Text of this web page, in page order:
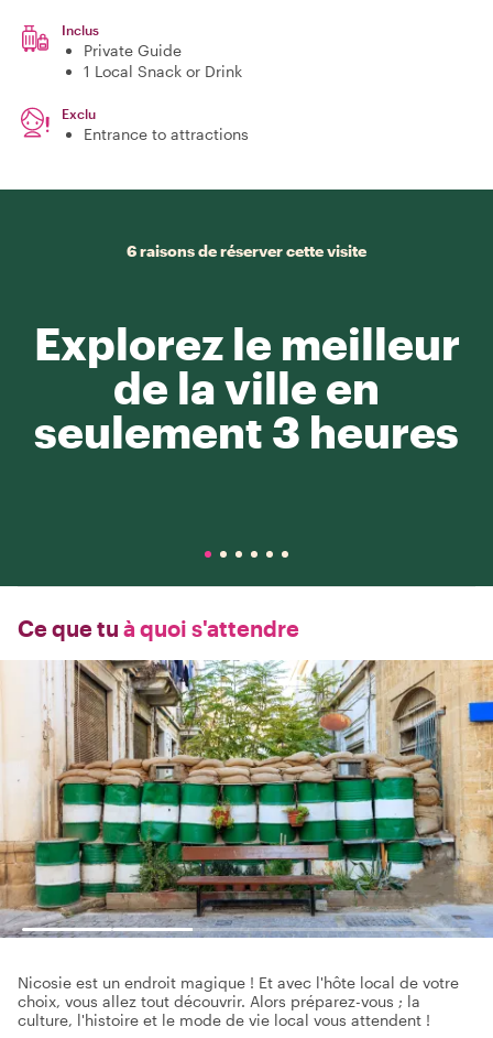
Inclus
Private Guide
1 Local Snack or Drink
Exclu
Entrance to attractions
6 raisons de réserver cette visite
Explorez le meilleur
de la ville en
seulement 3 heures
Ce que tu à quoi s'attendre
Nicosie est un endroit magique ! Et avec l'hôte local de votre
choix, vous allez tout découvrir. Alors préparez-vous ; la
culture, l'histoire et le mode de vie local vous attendent !